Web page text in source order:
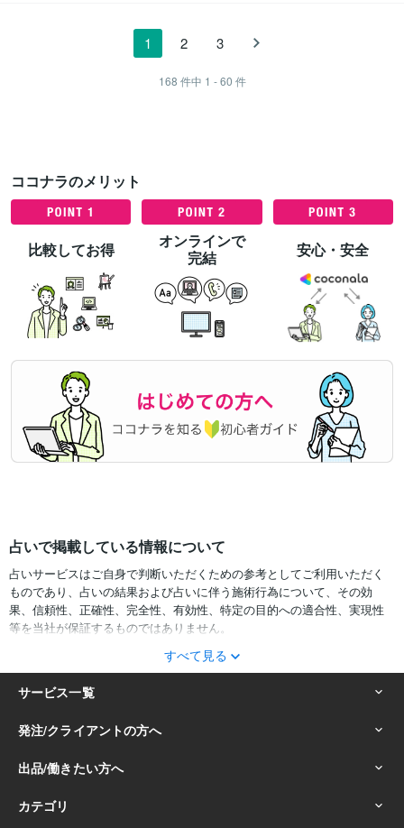
1 2 3
168 件中 1 - 60 件
ココナラのメリット
比較してお得
オンラインで
完結
安心・安全
占いで掲載している情報について
占いサービスはご自身で判断いただくための参考としてご利用いただく
ものであり、占いの結果および占いに伴う施術行為について、その効
果、信頼性、正確性、完全性、有効性、特定の目的への適合性、実現性
等を当社が保証するものではありません。
サービスの結果をどのように利用するかは、お客様ご自身の自己責任に
おいて判断をお願いいたします。
占いの結果およびその内容を踏まえておこなったお客様の行動により生
ずる一切の損害について、当社および情報の提供者は一切責任を負いか
ねます。
すべて見る